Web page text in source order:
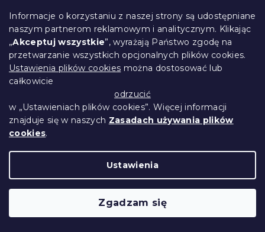
Informacje o korzystaniu z naszej strony są udostępniane
naszym partnerom reklamowym i analitycznym. Klikając
„Akceptuj wszystkie”, wyrażają Państwo zgodę na
przetwarzanie wszystkich opcjonalnych plików cookies.
Ustawienia plików cookies można dostosować lub
całkowicie
odrzucić
w „Ustawieniach plików cookies”. Więcej informacji
znajduje się w naszych Zasadach używania plików
cookies.
Ustawienia
Zgadzam się
10 zł Do Koszyka
Nowość
Poszewka na poduszkę z mikrofibry